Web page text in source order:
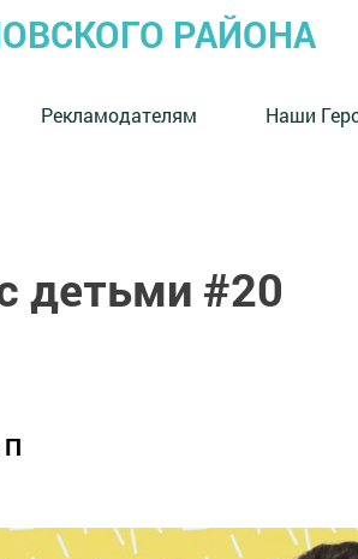
РАЙОНА
Рекламодателям Наши
детьми #20
П